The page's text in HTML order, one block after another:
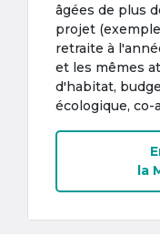
âgées de plus
projet
retraite à
et les mêmes
d'habitat,
écologique, co-
la